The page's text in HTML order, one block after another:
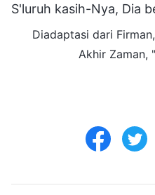
S'luruh kasih-Nya, Dia
Diadaptasi dari
Akhir Zaman,